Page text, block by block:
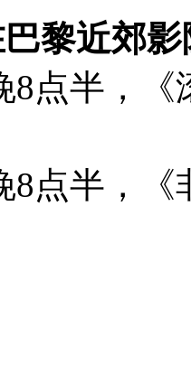
黎近郊
8点半，
8点半，